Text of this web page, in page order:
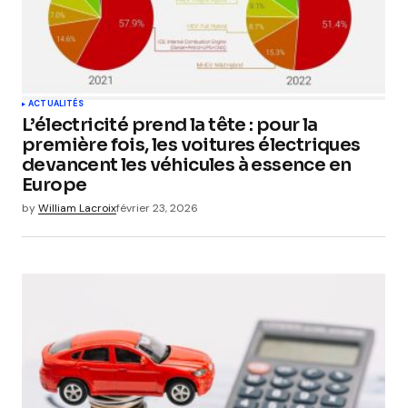
ACTUALITÉS
L’électricité prend la tête : pour la
première fois, les voitures électriques
devancent les véhicules à essence en
Europe
byWilliam Lacroixfévrier 23, 2026